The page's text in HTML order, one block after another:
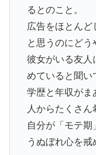
るとのこと。
広告をほとん
と思うのにどう
彼女がいる友人
めていると聞い
学歴と年収がま
人からたくさん
自分が「モテ期
うぬぼれ心を戒